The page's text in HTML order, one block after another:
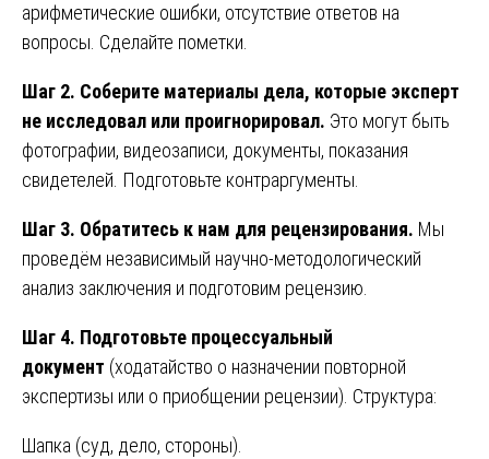
арифметические ошибки, отсутствие ответов на
вопросы. Сделайте пометки.
Шаг 2. Соберите материалы дела, которые эксперт
не исследовал или проигнорировал. Это могут быть
фотографии, видеозаписи, документы, показания
свидетелей. Подготовьте контраргументы.
Шаг 3. Обратитесь к нам для рецензирования. Мы
проведём независимый научно-методологический
анализ заключения и подготовим рецензию.
Шаг 4. Подготовьте процессуальный
документ (ходатайство о назначении повторной
экспертизы или о приобщении рецензии). Структура:
Шапка (суд, дело, стороны).